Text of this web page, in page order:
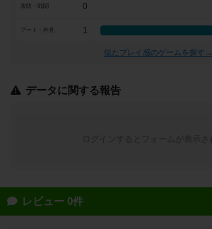
攻防・戦闘 0
アート・外見 1
似たプレイ感のゲームを探す→
データに関する報告
レビュー 0件